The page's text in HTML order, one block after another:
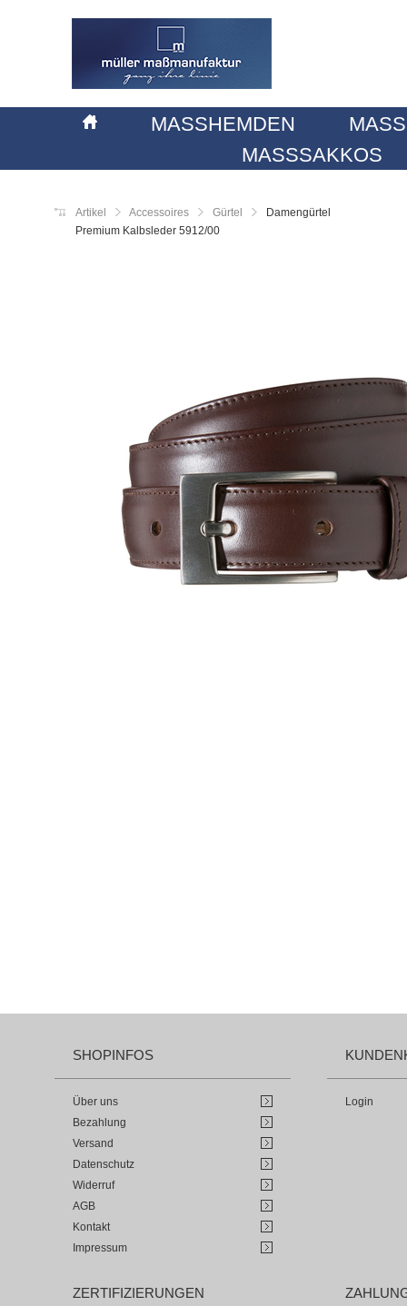
MASSHEMDEN
MASSSAKKOS
Artikel Accessoires Gürtel
Damengürtel
Premium Kalbsleder 5912/00
SHOPINFOS
Über uns
Bezahlung
Versand
Datenschutz
Widerruf
AGB
Kontakt
Impressum
Login
ZERTIFIZIERUNGEN